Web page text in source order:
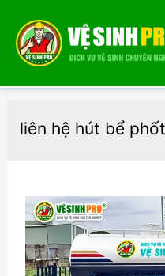
liên hệ hút bể